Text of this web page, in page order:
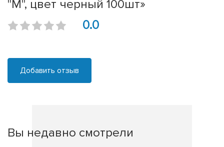
"M", цвет черный 100шт»
0.0
Добавить отзыв
Вы недавно смотрели